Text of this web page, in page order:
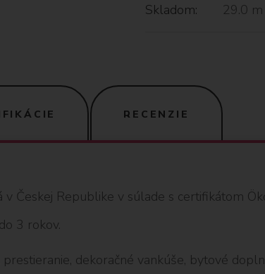
Skladom: 29.0 m
RECENZIE
v Českej Republike v súlade s certifikátom
3 rokov.
dekoračné vankúše, bytové